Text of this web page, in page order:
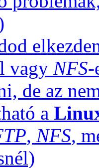
vagy NFS-
de az
a
, NFS,